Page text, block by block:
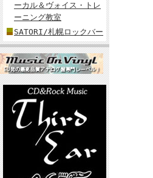
ーカル＆ヴォイス・トレ
ーニング教室
SATORI/札幌ロックバー